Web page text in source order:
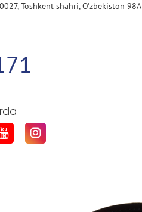
Toshkent shahri, O'zbekiston 98A